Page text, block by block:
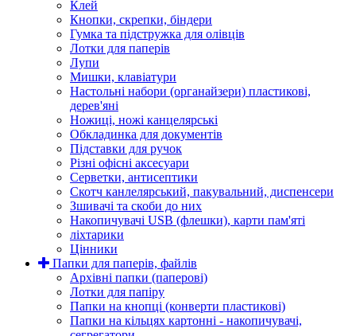
Клей
Кнопки, скрепки, біндери
Гумка та підстружка для олівців
Лотки для паперів
Лупи
Мишки, клавіатури
Настольні набори (органайзери) пластикові,
дерев'яні
Ножиці, ножі канцелярські
Обкладинка для документів
Підставки для ручок
Різні офісні аксесуари
Серветки, антисептики
Скотч канлелярський, пакувальний, диспенсери
Зшивачі та скоби до них
Накопичувачі USB (флешки), карти пам'яті
ліхтарики
Цінники
Папки для паперів, файлів
Архівні папки (паперові)
Лотки для папіру
Папки на кнопці (конверти пластикові)
Папки на кільцях картонні - накопичувачі,